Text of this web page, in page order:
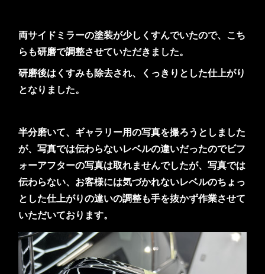
両サイドミラーの塗装が少しくすんでいたので、こち
らも研磨で調整させていただきました。
研磨後はくすみも除去され、くっきりとした仕上がり
となりました。
半分磨いて、ギャラリー用の写真を撮ろうとしました
が、写真では伝わらないレベルの違いだったのでビフ
ォーアフターの写真は取れませんでしたが、写真では
伝わらない、お客様には気づかれないレベルのちょっ
とした仕上がりの違いの調整も手を抜かず作業させて
いただいております。